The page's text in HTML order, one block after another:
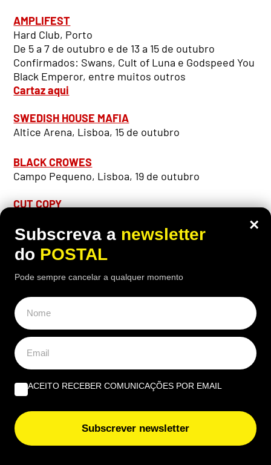
AMPLIFEST
Hard Club, Porto
De 5 a 7 de outubro e de 13 a 15 de outubro
Confirmados: Swans, Cult of Luna e Godspeed You
Black Emperor, entre muitos outros
Cartaz aqui
SWEDISH HOUSE MAFIA
Altice Arena, Lisboa, 15 de outubro
BLACK CROWES
Campo Pequeno, Lisboa, 19 de outubro
CUT COPY
DEEP PURPLE
Campo Pequeno, Lisboa, 6 de novembro
×
Subscreva a newsletter
do POSTAL
Pode sempre cancelar a qualquer momento
ACEITO RECEBER COMUNICAÇÕES POR EMAIL
Subscrever newsletter